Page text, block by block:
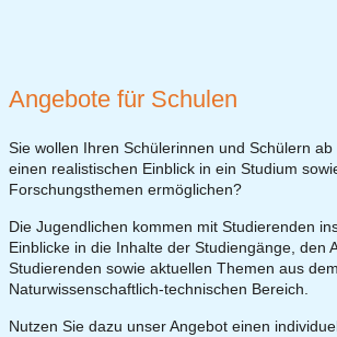
Angebote für Schulen
Sie wollen Ihren Schülerinnen und Schülern
einen realistischen Einblick in ein Studium
Forschungsthemen ermöglichen?
Die Jugendlichen kommen mit Studierenden
Einblicke in die Inhalte der Studiengänge, den
Studierenden sowie aktuellen Themen aus dem
Naturwissenschaftlich-technischen Bereich.
Nutzen Sie dazu unser Angebot einen